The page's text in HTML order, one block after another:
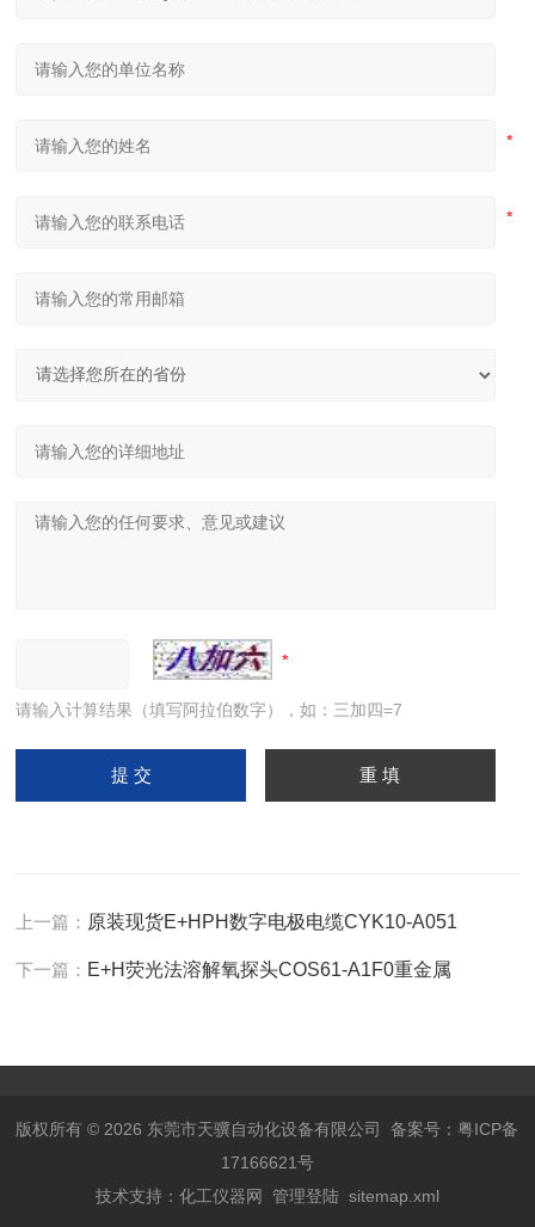
请输入计算结果（填写阿拉伯数字），如：三加四=7
上一篇： 原装现货E+HPH数字电极电缆CYK10-A051
下一篇： E+H荧光法溶解氧探头COS61-A1F0重金属
版权所有 © 2026 东莞市天骥自动化设备有限公司备案号：粤ICP备
17166621号
技术支持： 化工仪器网 管理登陆 sitemap.xml